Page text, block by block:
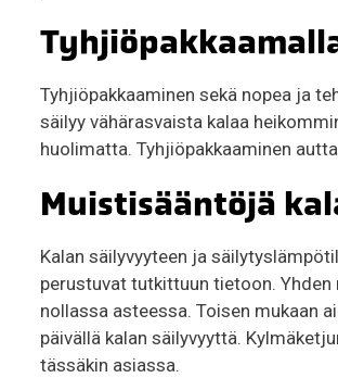
Tyhjiöpakkaaminen sekä nopea ja
säilyy vähärasvaista kalaa
huolimatta. Tyhjiöpakkaaminen
Muistisääntöjä
Kalan säilyvyyteen ja
perustuvat tutkittuun tietoon.
nollassa asteessa. Toisen mukaan
päivällä kalan säilyvyyttä.
tässäkin asiassa.